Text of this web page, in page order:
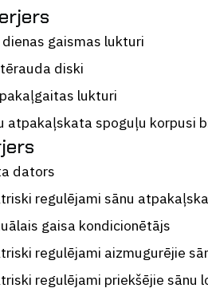
dienas gaismas lukturi
diski
lukturi
atpakaļskata spoguļu korpusi
dators
regulējami sānu
gaisa kondicionētājs
regulējami aizmugurējie
regulējami priekšējie sānu